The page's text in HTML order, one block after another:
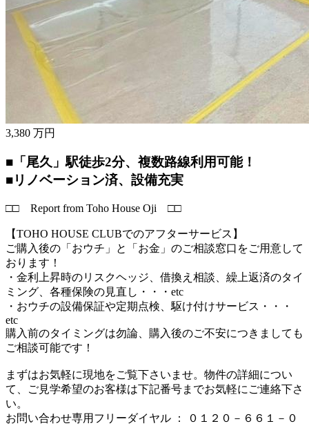
3,380 万円
■「尾久」駅徒歩2分、複数路線利用可能！
■リノベーション済、設備充実
□□ Report from Toho House Oji □□
【TOHO HOUSE CLUBでのアフターサービス】
ご購入後の「おウチ」と「お金」のご相談窓口をご用意して
おります！
・金利上昇時のリスクヘッジ、借換え相談、繰上返済のタイ
ミング、各種保険の見直し・・・etc
・おウチの設備保証や定期点検、駆け付けサービス・・・
etc
購入前のタイミングは勿論、購入後のご不安につきましても
ご相談可能です！
まずはお気軽に現地をご覧下さいませ。物件の詳細につい
て、ご見学希望のお客様は下記番号までお気軽にご連絡下さ
い。
お問い合わせ専用フリーダイヤル ： ０１２０－６６１－０